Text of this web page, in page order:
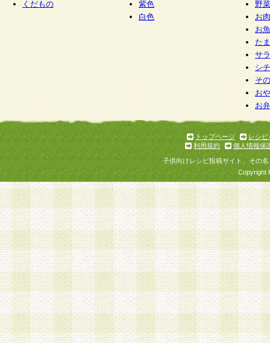
くだもの
紫色
白色
野
お
お
た
サ
シ
そ
お
お
トップページ
レシピ
利用規約
個人情報保
子供向けレシピ投稿サイト、その
Copyright